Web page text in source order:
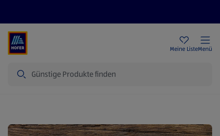
Meine ListeMenü